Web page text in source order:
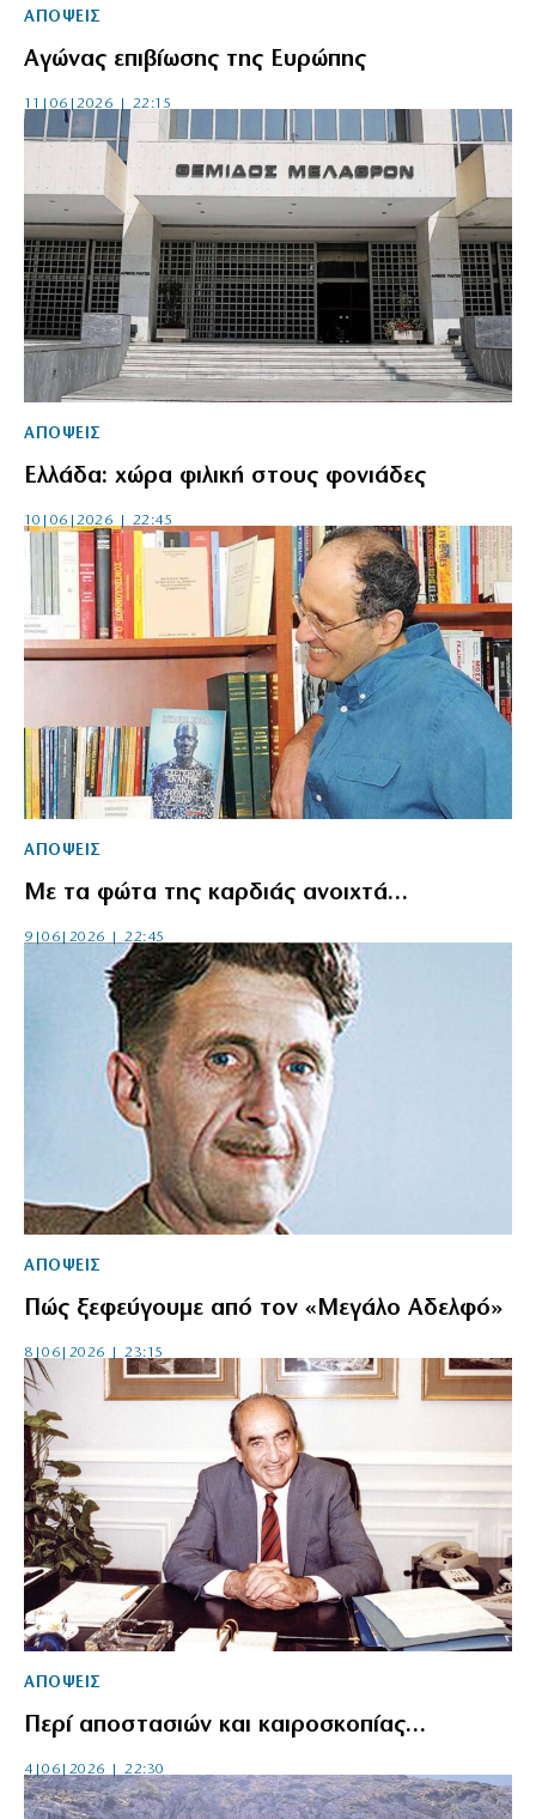
ΑΠΟΨΕΙΣ
Αγώνας επιβίωσης της Ευρώπης
11|06|2026 | 22:15
ΑΠΟΨΕΙΣ
Ελλάδα: χώρα φιλική στους φονιάδες
10|06|2026 | 22:45
ΑΠΟΨΕΙΣ
Με τα φώτα της καρδιάς ανοιχτά…
9|06|2026 | 22:45
ΑΠΟΨΕΙΣ
Πώς ξεφεύγουμε από τον «Μεγάλο Αδελφό»
8|06|2026 | 23:15
ΑΠΟΨΕΙΣ
Περί αποστασιών και καιροσκοπίας…
4|06|2026 | 22:30